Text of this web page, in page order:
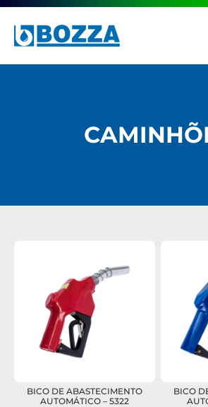
BICO DE ABASTECIMENTO
AUTOMÁTICO – 5322
BICO